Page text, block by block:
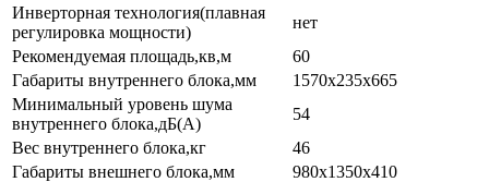
Инверторная технология(плавная
регулировка мощности)
нет
Рекомендуемая площадь,кв,м
60
Габариты внутреннего блока,мм
1570x235x665
Минимальный уровень шума
внутреннего блока,дБ(А)
54
Вес внутреннего блока,кг
46
Габариты внешнего блока,мм
980х1350х410